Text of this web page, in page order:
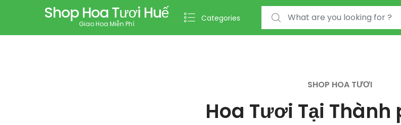
Shop Hoa Tươi Huế
Giao Hoa Miễn Phí
Categories
Search for:
SHOP HOA TƯƠI
Hoa Tươi Tại Thành